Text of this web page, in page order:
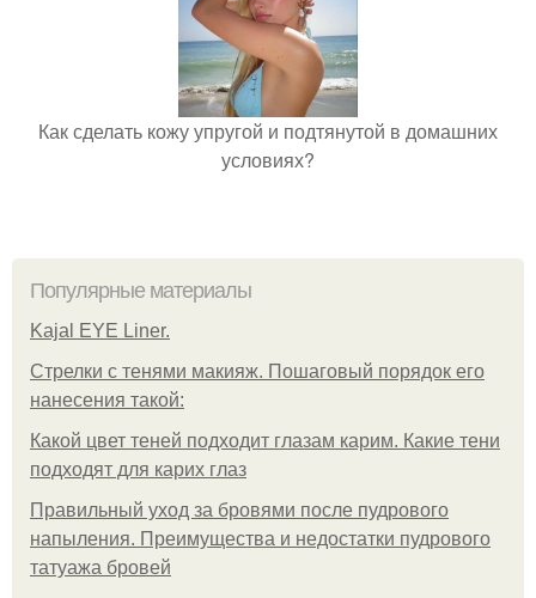
Как сделать кожу упругой и подтянутой в домашних
условиях?
Популярные материалы
Kajal EYE Liner.
Стрелки с тенями макияж. Пошаговый порядок его
нанесения такой:
Какой цвет теней подходит глазам карим. Какие тени
подходят для карих глаз
Правильный уход за бровями после пудрового
напыления. Преимущества и недостатки пудрового
татуажа бровей